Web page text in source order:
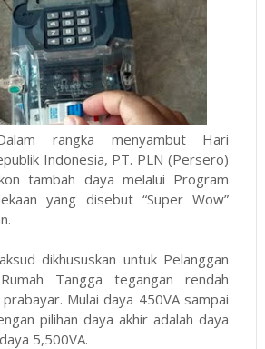
rangka menyambut Hari
Indonesia, PT. PLN (Persero)
tambah daya melalui Program
yang disebut “Super Wow”
dikhususkan untuk Pelanggan
Tangga tegangan rendah
Mulai daya 450VA sampai
pilihan daya akhir adalah daya
5,500VA.